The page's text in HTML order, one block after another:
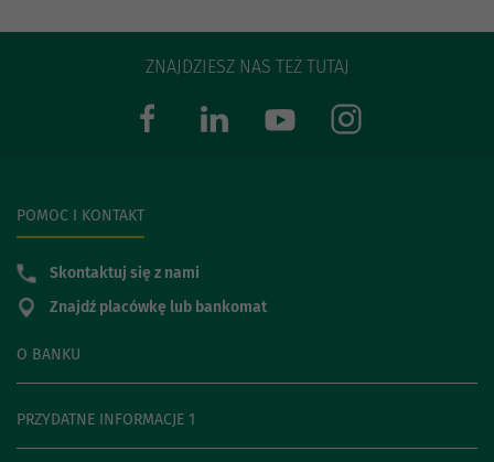
ZNAJDZIESZ NAS TEŻ TUTAJ
O BANKU
PRZYDATNE INFORMACJE 1
POMOC I KONTAKT
Skontaktuj się z nami
Znajdź placówkę lub bankomat